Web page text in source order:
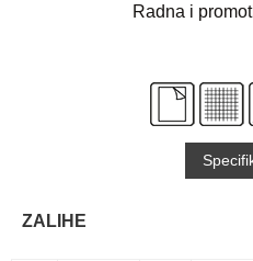
Radna i
ZALIHE